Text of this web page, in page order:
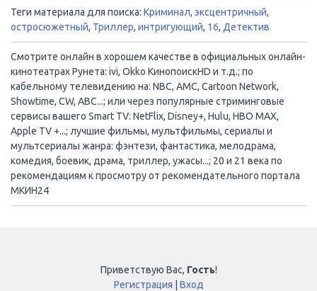
Теги материала для поиска: Криминал, эксцентричный,
остросюжетный, Триллер, интригующий, 16, Детектив
Смотрите онлайн в хорошем качестве в официальных онлайн-
кинотеатрах Рунета: ivi, Okko КинопоискHD и т.д.; по
кабельному телевидению на: NBC, AMC, Cartoon Network,
Showtime, CW, ABC...; или через популярные стриминговые
сервисы вашего Smart TV: NetFlix, Disney+, Hulu, HBO MAX,
Apple TV +...; лучшие фильмы, мультфильмы, сериалы и
мультсериалы жанра: фэнтези, фантастика, мелодрама,
комедия, боевик, драма, триллер, ужасы...; 20 и 21 века по
рекомендациям к просмотру от рекомендательного портала
МКИН24
Приветствую Вас, Гость!
Регистрация
Вход